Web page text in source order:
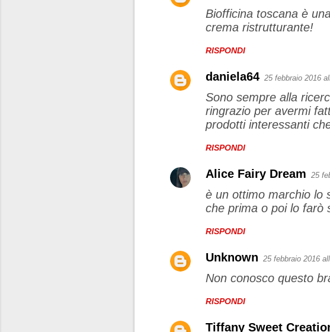
Biofficina toscana è
crema ristrutturante!
RISPONDI
daniela64 25 febbraio 2016
Sono sempre alla
ringrazio per avermi
prodotti interessanti
RISPONDI
Alice Fairy Dream 25
è un ottimo marchio lo
che prima o poi lo farò
RISPONDI
Unknown 25 febbraio 2016
Non conosco questo
RISPONDI
Tiffany Sweet